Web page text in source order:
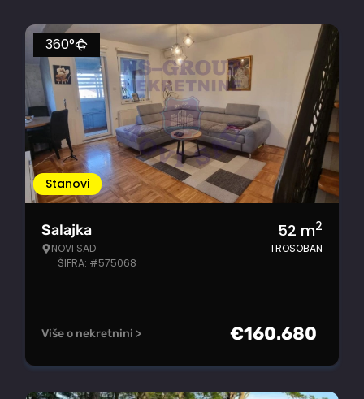
Stanovi
360°
Salajka
NOVI SAD
ŠIFRA: #575068
52 m2
TROSOBAN
Više o nekretnini > €160.680